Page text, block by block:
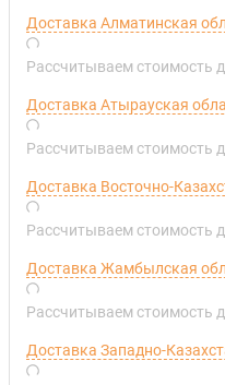
Доставка Алматинская
Рассчитываем стоимость
Доставка Атырауская
Рассчитываем стоимость
Доставка Восточно-
Рассчитываем стоимость
Доставка Жамбылская
Рассчитываем стоимость
Доставка Западно-